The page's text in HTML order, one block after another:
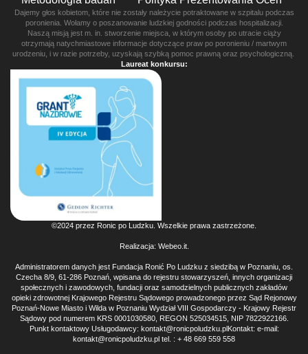
Dajemy głos kobietom, które nie zostały należycie potraktowane w szpitalu podczas
poronienia. Wołamy o poszanowanie ludzkiej godności podczas hospitalizacji.
Naszą misją jest m. in. stworzenie miejsca, w którym osoby po utracie ciąży
otrzymają natychmiastowe informacje dotyczące praw po poronieniu / martwym
urodzeniu, i w razie potrzeby, uzyskają szybką pomoc prawną oraz psychologiczną.
Laureat konkursu:
©2024 przez Ronic po Ludzku. Wszelkie prawa zastrzeżone.
Realizacja: Webeo.it.
Administratorem danych jest Fundacja Ronić Po Ludzku z siedzibą w Poznaniu, os.
Czecha 8/9, 61-286 Poznań, wpisana do rejestru stowarzyszeń, innych organizacji
społecznych i zawodowych, fundacji oraz samodzielnych publicznych zakładów
opieki zdrowotnej Krajowego Rejestru Sądowego prowadzonego przez Sąd Rejonowy
Poznań-Nowe Miasto i Wilda w Poznaniu Wydział VIII Gospodarczy - Krajowy Rejestr
Sądowy pod numerem KRS 0001030580, REGON 525034515, NIP 7822922166.
Punkt kontaktowy Usługodawcy: kontakt@ronicpoludzku.plKontakt: e-mail:
kontakt@ronicpoludzku.pl tel. : + 48 669 559 558